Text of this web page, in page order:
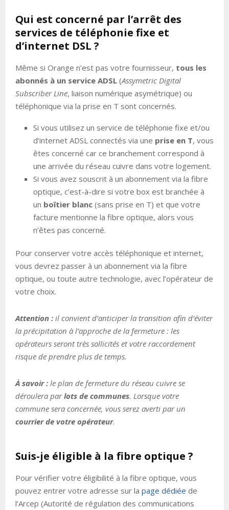
Qui est concerné par l’arrêt des
services de téléphonie fixe et
d’internet DSL ?
Même si Orange n’est pas votre fournisseur, tous les
abonnés à un service ADSL (Assymetric Digital
Subscriber Line, liaison numérique asymétrique) ou
téléphonique via la prise en T sont concernés.
Si vous utilisez un service de téléphonie fixe et/ou
d’internet ADSL connectés via une prise en T, vous
êtes concerné car ce branchement correspond à
une arrivée du réseau cuivre dans votre logement.
Si vous avez souscrit à un abonnement via la fibre
optique, c’est-à-dire si votre box est branchée à
un boîtier blanc (sans prise en T) et que votre
facture mentionne la fibre optique, alors vous
n’êtes pas concerné.
Pour conserver votre accès téléphonique et internet,
vous devrez passer à un abonnement via la fibre
optique, ou toute autre technologie, avec l’opérateur de
votre choix.
Attention : il convient d’anticiper la transition afin d’éviter
la précipitation à l’approche de la fermeture : les
opérateurs seront très sollicités et votre raccordement
risque de prendre plus de temps.
À savoir : le plan de fermeture du réseau cuivre se
déroulera parlots de communes. Lorsque votre
commune sera concernée, vous serez averti par un
courrier de votre opérateur.
Suis-je éligible à la fibre optique ?
Pour vérifier votre éligibilité à la fibre optique, vous
pouvez entrer votre adresse sur la page dédiée de
l’Arcep (Autorité de régulation des communications